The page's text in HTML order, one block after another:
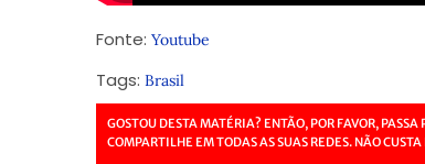
Fonte: Youtube
Tags: Brasil
GOSTOU DESTA MATÉRIA? ENTÃO, POR FAVOR, PASSA
COMPARTILHE EM TODAS AS SUAS REDES. NÃO